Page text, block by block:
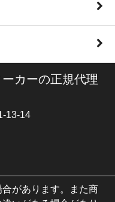
カーの正規代理
13-14
があります。また商